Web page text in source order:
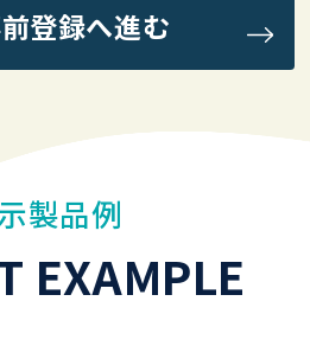
登録へ進む
製品例
EXAMPLE